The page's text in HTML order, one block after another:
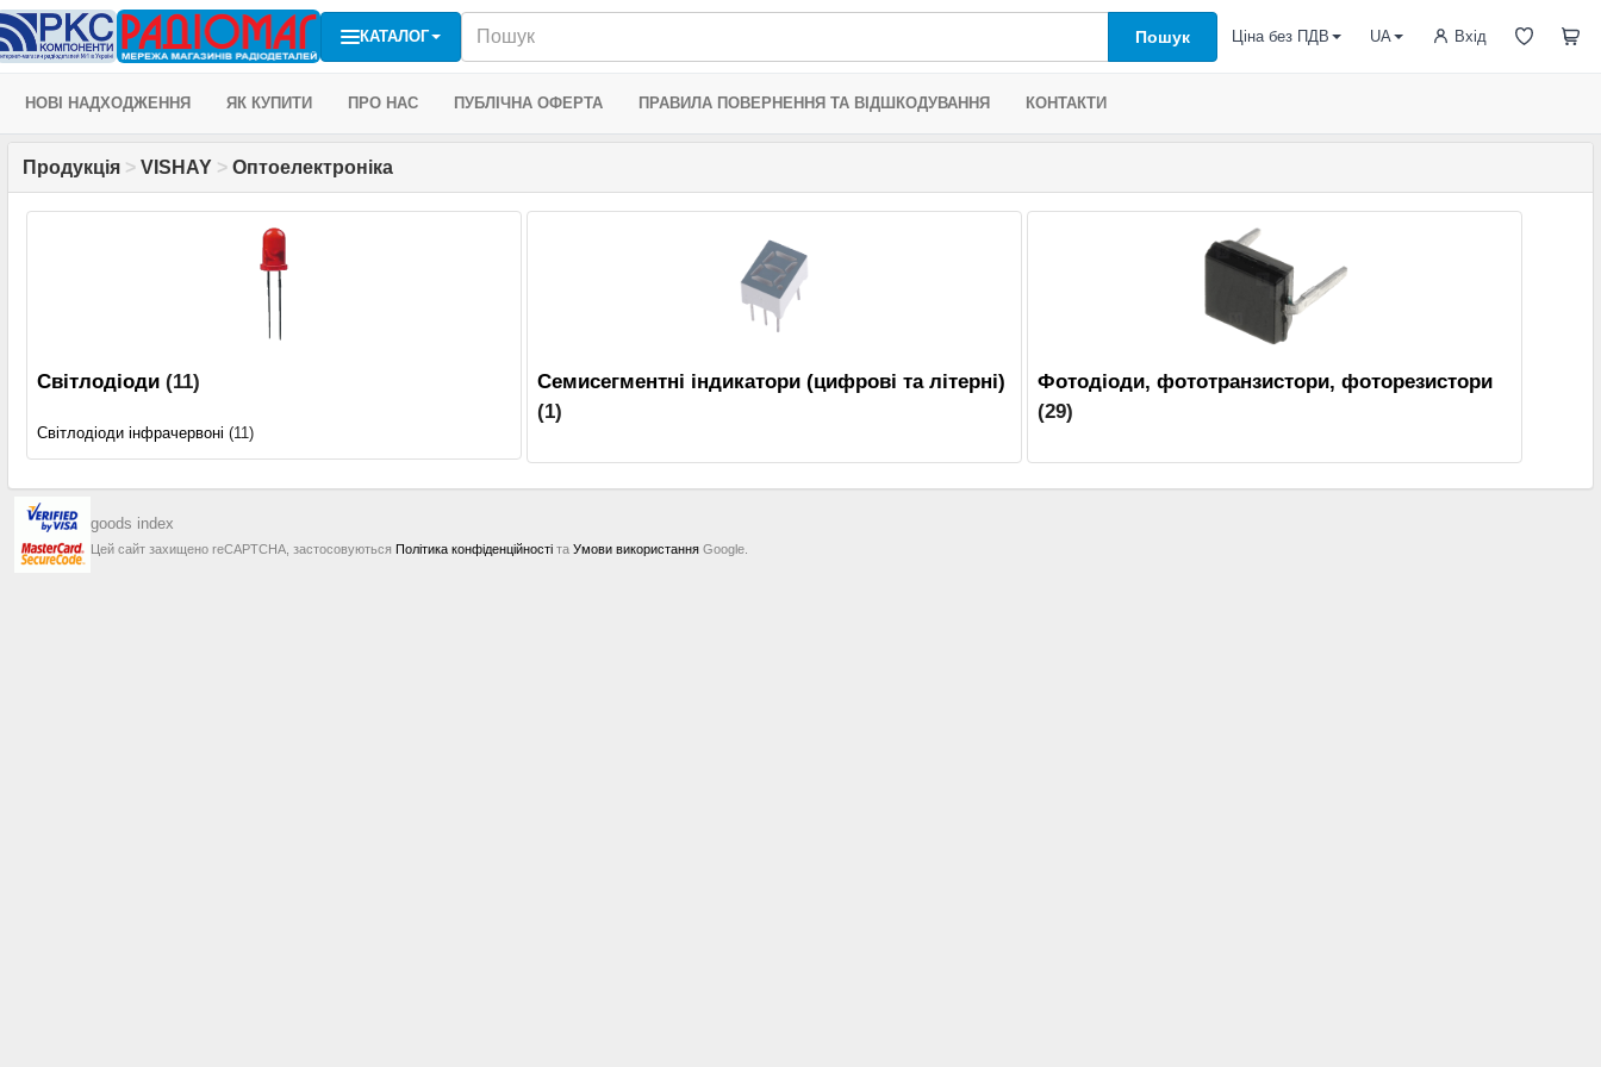
КАТАЛОГ Пошук Вхід
Ціна без ПДВ UA
НОВІ НАДХОДЖЕННЯ ЯК КУПИТИ ПРО НАС ПУБЛІЧНА ОФЕРТА ПРАВИЛА ПОВЕРНЕННЯ ТА ВІДШКОДУВАННЯ КОНТАКТИ
Продукція > VISHAY > Оптоелектроніка
Світлодіоди (11)
Світлодіоди інфрачервоні (11)
Семисегментні індикатори (цифрові та літерні)
(1)
Фотодіоди, фототранзистори, фоторезистори
(29)
goods index
Цей сайт захищено reCAPTCHA, застосовуються Політика конфіденційності та Умови використання Google.